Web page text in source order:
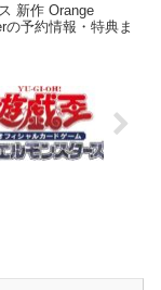
新作 Orange
予約情報・特典ま